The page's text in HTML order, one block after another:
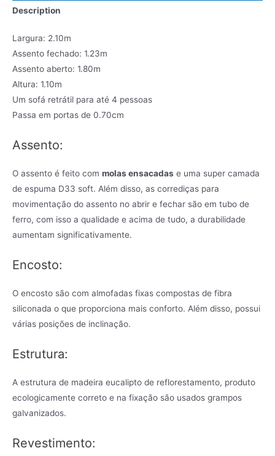
Description
Largura: 2.10m
Assento fechado: 1.23m
Assento aberto: 1.80m
Altura: 1.10m
Um sofá retrátil para até 4 pessoas
Passa em portas de 0.70cm
Assento:
O assento é feito com molas ensacadas e uma super camada
de espuma D33 soft. Além disso, as corrediças para
movimentação do assento no abrir e fechar são em tubo de
ferro, com isso a qualidade e acima de tudo, a durabilidade
aumentam significativamente.
Encosto:
O encosto são com almofadas fixas compostas de fibra
siliconada o que proporciona mais conforto. Além disso, possui
várias posições de inclinação.
Estrutura:
A estrutura de madeira eucalipto de reflorestamento, produto
ecologicamente correto e na fixação são usados grampos
galvanizados.
Revestimento: